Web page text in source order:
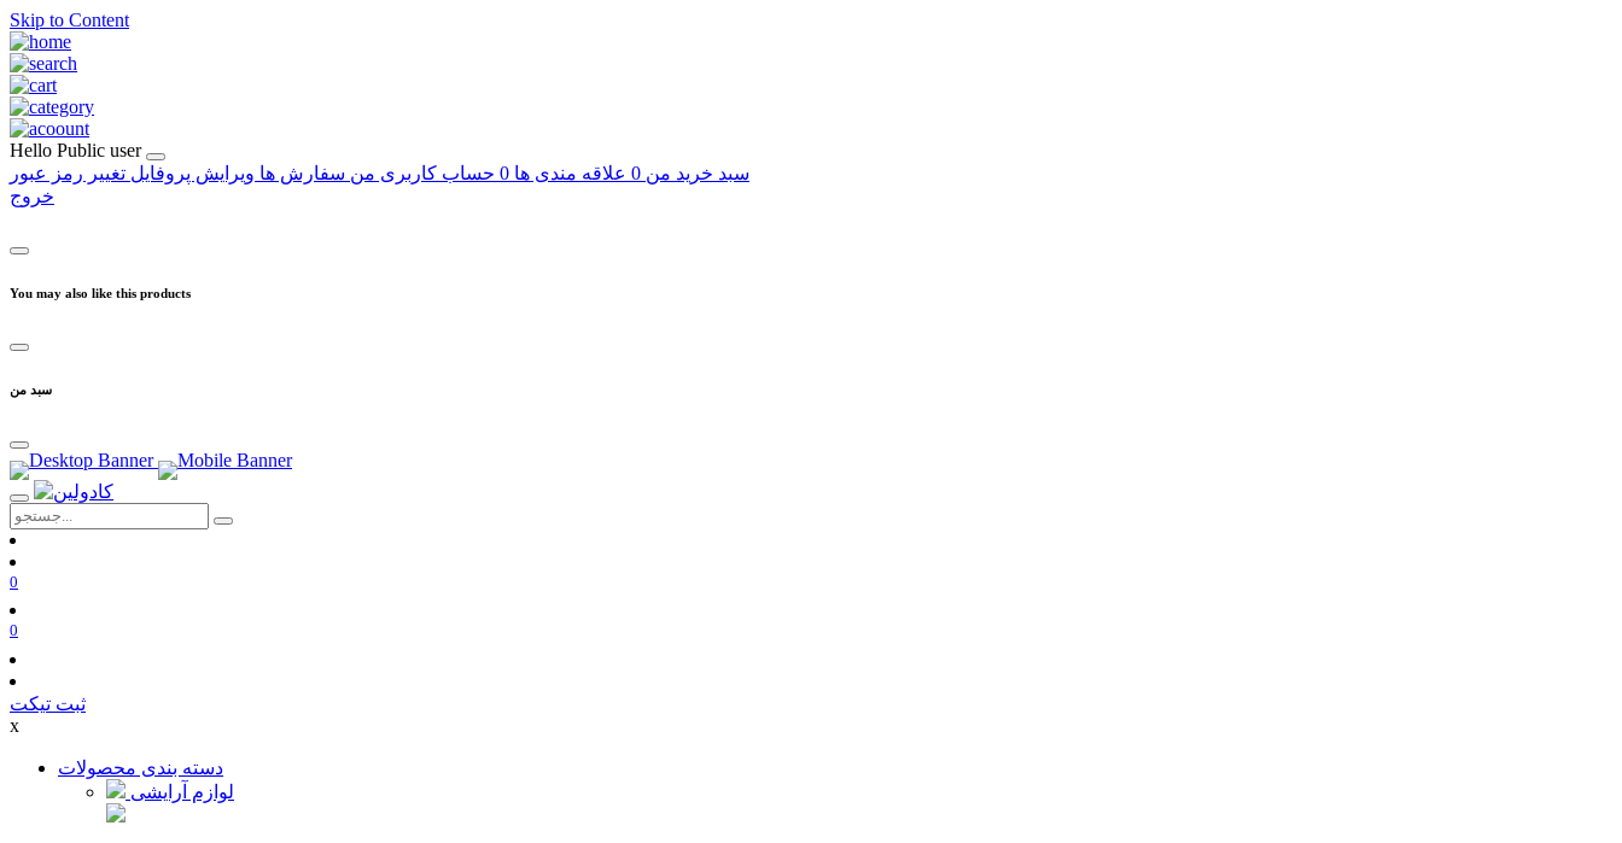
Skip to Content
Hello Public user
سبد خرید من 0 علاقه مندی ها 0 حساب کاربری من سفارش ها ویرایش پروفایل تغییر رمز عبور
خروج
You may also like this products
سبد من
0
0
ثبت تیکت
x
دسته بندی محصولات
لوازم آرایشی